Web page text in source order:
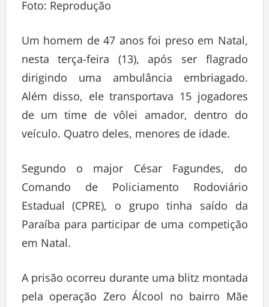
Foto: Reprodução
Um homem de 47 anos foi preso em Natal,
nesta terça-feira (13), após ser flagrado
dirigindo uma ambulância embriagado.
Além disso, ele transportava 15 jogadores
de um time de vôlei amador, dentro do
veículo. Quatro deles, menores de idade.
Segundo o major César Fagundes, do
Comando de Policiamento Rodoviário
Estadual (CPRE), o grupo tinha saído da
Paraíba para participar de uma competição
em Natal.
A prisão ocorreu durante uma blitz montada
pela operação Zero Álcool no bairro Mãe